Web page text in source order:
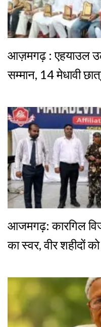
आज़मगढ़ : एहयाउल
सम्मान, 14 मेधावी
आजमगढ़: कारगिल
का स्वर, वीर शहीदों